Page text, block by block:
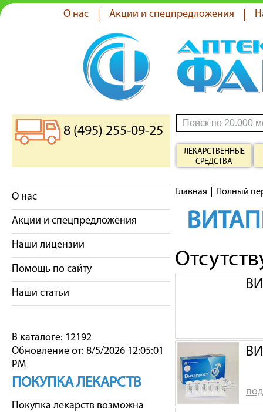
О нас Акции и спецпредложения
8 (495) 255-09-25
ЛЕКАРСТВЕННЫЕ
СРЕДСТВА
О нас
Акции и спецпредложения
Наши лицензии
Помощь по сайту
Наши статьи
В каталоге: 12192
Обновление от: 8/5/2026 12:05:01
PM
ПОКУПКА ЛЕКАРСТВ
Покупка лекарств возможна
Главная Полный